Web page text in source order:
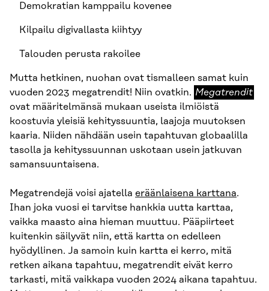
Demokratian kamppailu kovenee
Kilpailu digivallasta kiihtyy
Talouden perusta rakoilee
Mutta hetkinen, nuohan ovat tismalleen samat kuin
vuoden 2023 megatrendit! Niin ovatkin. Megatrendit
Megatrendit
ovat määritelmänsä mukaan useista ilmiöistä
koostuvia yleisiä kehityssuuntia, laajoja muutoksen
kaaria. Niiden nähdään usein tapahtuvan globaalilla
tasolla ja kehityssuunnan uskotaan usein jatkuvan
samansuuntaisena.
Megatrendejä voisi ajatella eräänlaisena karttana.
Ihan joka vuosi ei tarvitse hankkia uutta karttaa,
vaikka maasto aina hieman muuttuu. Pääpiirteet
kuitenkin säilyvät niin, että kartta on edelleen
hyödyllinen. Ja samoin kuin kartta ei kerro, mitä
retken aikana tapahtuu, megatrendit eivät kerro
tarkasti, mitä vaikkapa vuoden 2024 aikana tapahtuu.